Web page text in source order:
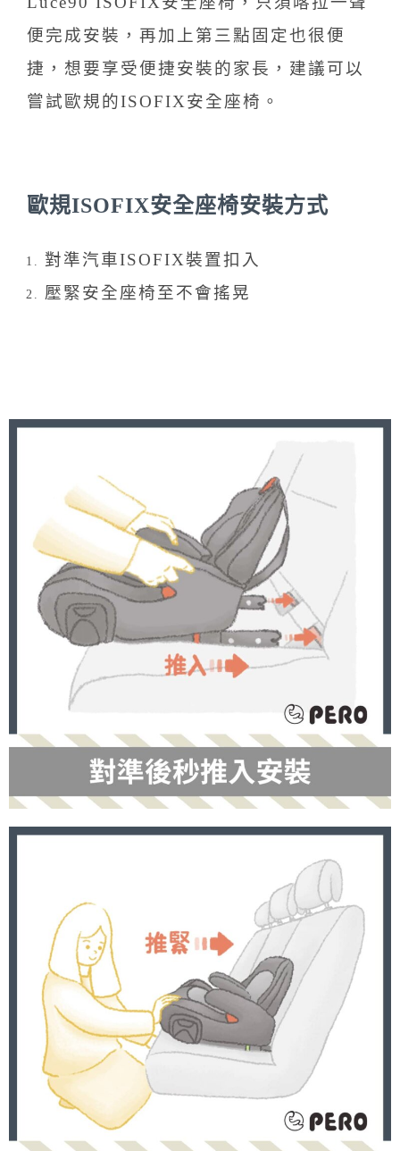
便完成安裝，再加上第三點固定也很便
捷，想要享受便捷安裝的家長，建議可以
嘗試歐規的ISOFIX安全座椅。
歐規ISOFIX安全座椅安裝方式
對準汽車ISOFIX裝置扣入
壓緊安全座椅至不會搖晃